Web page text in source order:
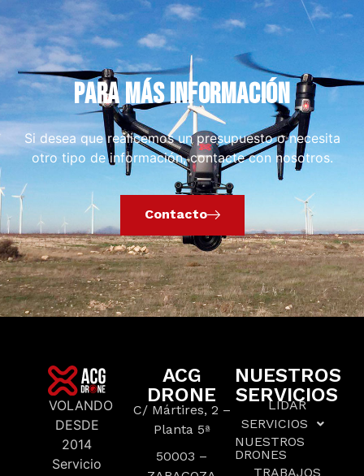
PARA MÁS INFORMACIÓN
Si desea que realicemos un presupuesto o necesita
otro tipo de información, contacte con nosotros.
Contacto
VOLANDO
DESDE
2014
Servicio
ACG
DRONE
C/ Mártires, 2 –
Planta 5ª
50003 –
NUESTROS
SERVICIOS
LIDAR
SERVICIOS
NUESTROS
DRONES
TRABAJOS